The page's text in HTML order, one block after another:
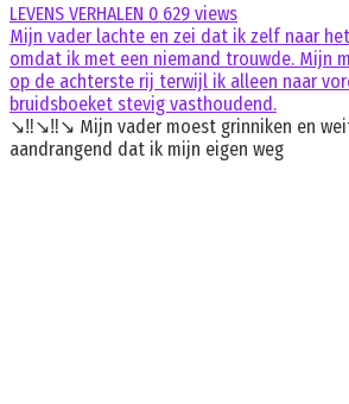
LEVENS VERHALEN 0 629 views
Mijn vader lachte en zei dat ik zelf naar
omdat ik met een niemand trouwde. Mijn
op de achterste rij terwijl ik alleen naar
bruidsboeket stevig vasthoudend.
↘️‼️↘️‼️↘️ Mijn vader moest grinniken en
aandrangend dat ik mijn eigen weg